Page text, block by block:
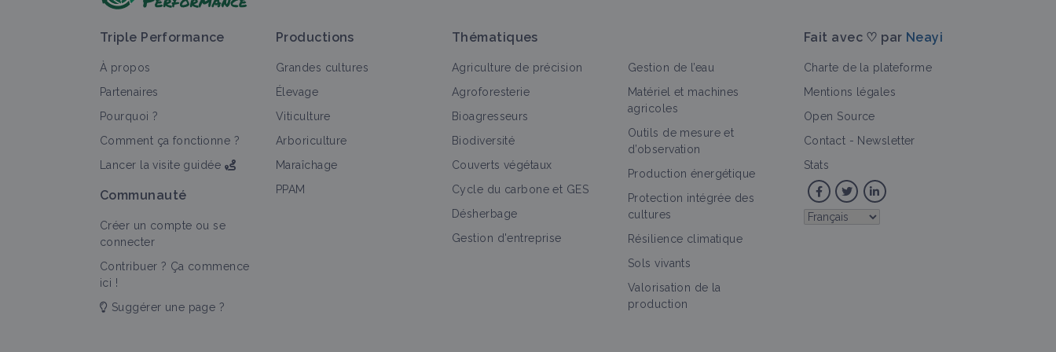
Tout Fiche technique Retour d'expérience Vidéo Portail thématique Objectif Culture et production
>
Cépages résistants
Fiche technique
Combinaison de leviers alternatifs dans la
protection des vignes contre le gel
Triple Performance
À propos
Partenaires
Pourquoi ?
Comment ça fonctionne ?
Lancer la visite guidée
Communauté
Créer un compte ou se
connecter
Contribuer ? Ça commence
ici !
Suggérer une page ?
Productions
Grandes cultures
Élevage
Viticulture
Arboriculture
Maraîchage
PPAM
Thématiques
Agriculture de précision
Agroforesterie
Bioagresseurs
Biodiversité
Couverts végétaux
Cycle du carbone et GES
Désherbage
Gestion d'entreprise
Gestion de l’eau
Matériel et machines
agricoles
Outils de mesure et
d’observation
Production énergétique
Protection intégrée des
cultures
Résilience climatique
Sols vivants
Valorisation de la
production
Fait avec ♡ par Neayi
Charte de la plateforme
Mentions légales
Open Source
Contact - Newsletter
Stats